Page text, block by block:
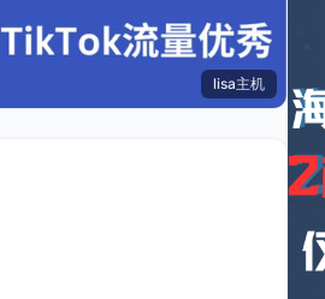
lisa主机